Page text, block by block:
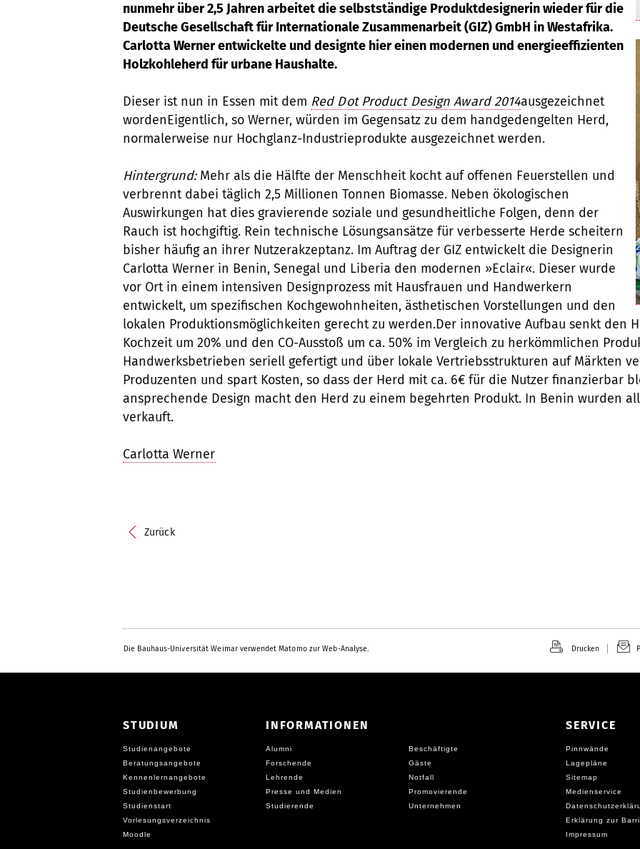
nunmehr über 2,5 Jahren arbeitet die selbstständige Produktdesignerin wieder für die
Deutsche Gesellschaft für Internationale Zusammenarbeit (GIZ) GmbH in Westafrika.
Carlotta Werner entwickelte und designte hier einen modernen und energieeffizienten
Holzkohleherd für urbane Haushalte.
Dieser ist nun in Essen mit dem Red Dot Product Design Award 2014ausgezeichnet
wordenEigentlich, so Werner, würden im Gegensatz zu dem handgedengelten Herd,
normalerweise nur Hochglanz-Industrieprodukte ausgezeichnet werden.
Hintergrund: Mehr als die Hälfte der Menschheit kocht auf offenen Feuerstellen und
verbrennt dabei täglich 2,5 Millionen Tonnen Biomasse. Neben ökologischen
Auswirkungen hat dies gravierende soziale und gesundheitliche Folgen, denn der
Rauch ist hochgiftig. Rein technische Lösungsansätze für verbesserte Herde scheitern
bisher häufig an ihrer Nutzerakzeptanz. Im Auftrag der GIZ entwickelt die Designerin
Carlotta Werner in Benin, Senegal und Liberia den modernen »Eclair«. Dieser wurde
vor Ort in einem intensiven Designprozess mit Hausfrauen und Handwerkern
entwickelt, um spezifischen Kochgewohnheiten, ästhetischen Vorstellungen und den
lokalen Produktionsmöglichkeiten gerecht zu werden.Der innovative Aufbau senkt den
Kochzeit um 20% und den CO-Ausstoß um ca. 50% im Vergleich zu herkömmlichen
Handwerksbetrieben seriell gefertigt und über lokale Vertriebsstrukturen auf Märkten
Produzenten und spart Kosten, so dass der Herd mit ca. 6€ für die Nutzer finanzierbar
ansprechende Design macht den Herd zu einem begehrten Produkt. In Benin wurden
verkauft.
Carlotta Werner
Zurück
Die Bauhaus-Universität Weimar verwendet Matomo zur Web-Analyse. Drucken
STUDIUM
Studienangebote
Beratungsangebote
Kennenlernangebote
Studienbewerbung
Studienstart
Vorlesungsverzeichnis
Moodle
INFORMATIONEN
Alumni
Beschäftigte
Forschende
Gäste
Lehrende
Notfall
Presse und Medien
Promovierende
Studierende
Unternehmen
SERVICE
Pinnwände
Lagepläne
Sitemap
Medienservice
Erklärung zur
Impressum